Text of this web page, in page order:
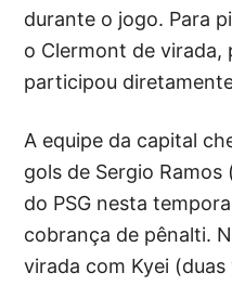
durante o jogo. Para
o Clermont de virada,
participou
A equipe da capital
gols de Sergio
do PSG nesta
cobrança de pênalti.
virada com Kyei